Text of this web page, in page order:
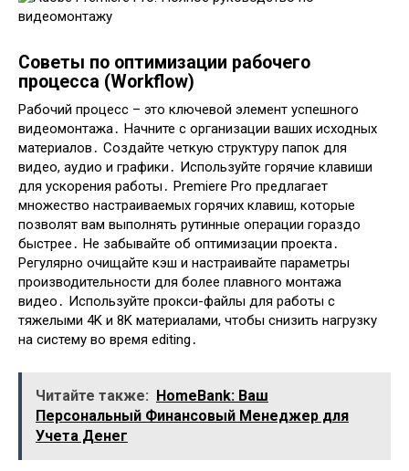
Советы по оптимизации рабочего
процесса (Workflow)
Рабочий процесс – это ключевой элемент успешного
видеомонтажа․ Начните с организации ваших исходных
материалов․ Создайте четкую структуру папок для
видео, аудио и графики․ Используйте горячие клавиши
для ускорения работы․ Premiere Pro предлагает
множество настраиваемых горячих клавиш, которые
позволят вам выполнять рутинные операции гораздо
быстрее․ Не забывайте об оптимизации проекта․
Регулярно очищайте кэш и настраивайте параметры
производительности для более плавного монтажа
видео․ Используйте прокси-файлы для работы с
тяжелыми 4K и 8K материалами, чтобы снизить нагрузку
на систему во время editing․
Читайте также: HomeBank: Ваш
Персональный Финансовый Менеджер для
Учета Денег